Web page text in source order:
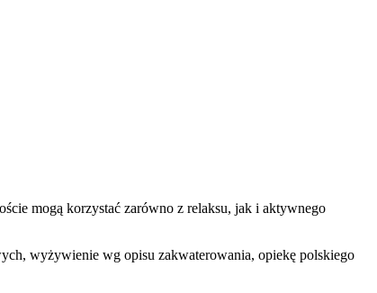
mogą korzystać zarówno z relaksu, jak i aktywnego
wyżywienie wg opisu zakwaterowania, opiekę polskiego